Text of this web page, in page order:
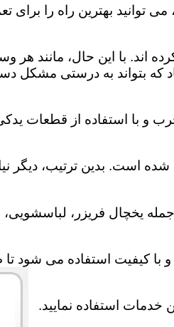
بهترین راه را برای
اند. با این حال، مانند هر
بتواند به درستی مشکل
با استفاده از قطعات
است. بدین ترتیب، دیگر
یخچال فریزر،
با کیفیت استفاده می شود
استفاده نمایید.